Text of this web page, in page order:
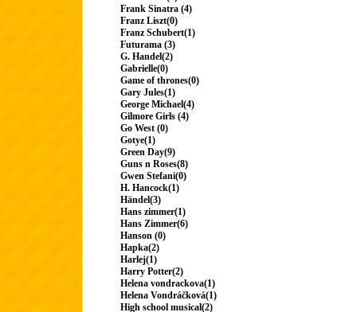
Frank Sinatra (4)
Franz Liszt(0)
Franz Schubert(1)
Futurama (3)
G. Handel(2)
Gabrielle(0)
Game of thrones(0)
Gary Jules(1)
George Michael(4)
Gilmore Girls (4)
Go West (0)
Gotye(1)
Green Day(9)
Guns n Roses(8)
Gwen Stefani(0)
H. Hancock(1)
Händel(3)
Hans zimmer(1)
Hans Zimmer(6)
Hanson (0)
Hapka(2)
Harlej(1)
Harry Potter(2)
Helena vondrackova(1)
Helena Vondráčková(1)
High school musical(2)